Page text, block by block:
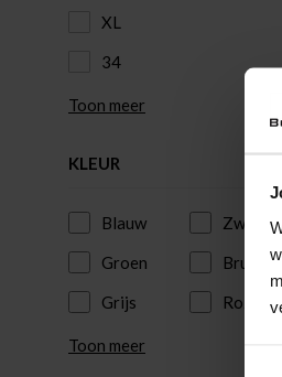
XL
34
Toon meer
KLEUR
Blauw
Zwart
Groen
Bruin
Grijs
Roze
Toon meer